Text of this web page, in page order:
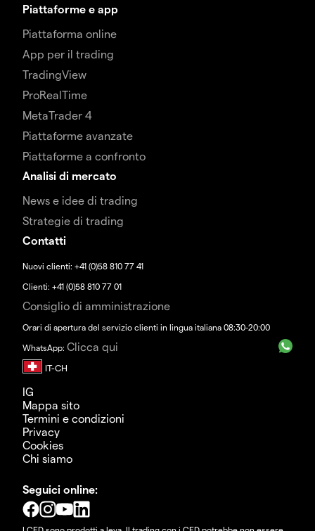
Piattaforme e app
Piattaforma online
App per il trading
TradingView
ProRealTime
MetaTrader 4
Piattaforme avanzate
Piattaforme a confronto
Analisi di mercato
News e idee di trading
Strategie di trading
Contatti
Nuovi clienti: +41 (0)58 810 77 41
Clienti: +41 (0)58 810 77 01
Consiglio di amministrazione
Orari di apertura del servizio clienti in lingua italiana 08:30-20:00
WhatsApp: Clicca qui
IG
Mappa sito
Termini e condizioni
Privacy
Cookies
Chi siamo
Seguici online: